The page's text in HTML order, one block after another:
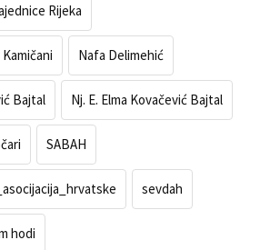
Rijeka
Nafa Delimehić
Bajtal Nj. E. Elma Kovačević Bajtal
SABAH
sevdah
hodi